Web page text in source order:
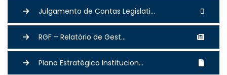
Julgamento de Contas Legislati...
RGF – Relatório de Gest...
Plano Estratégico Institucion...